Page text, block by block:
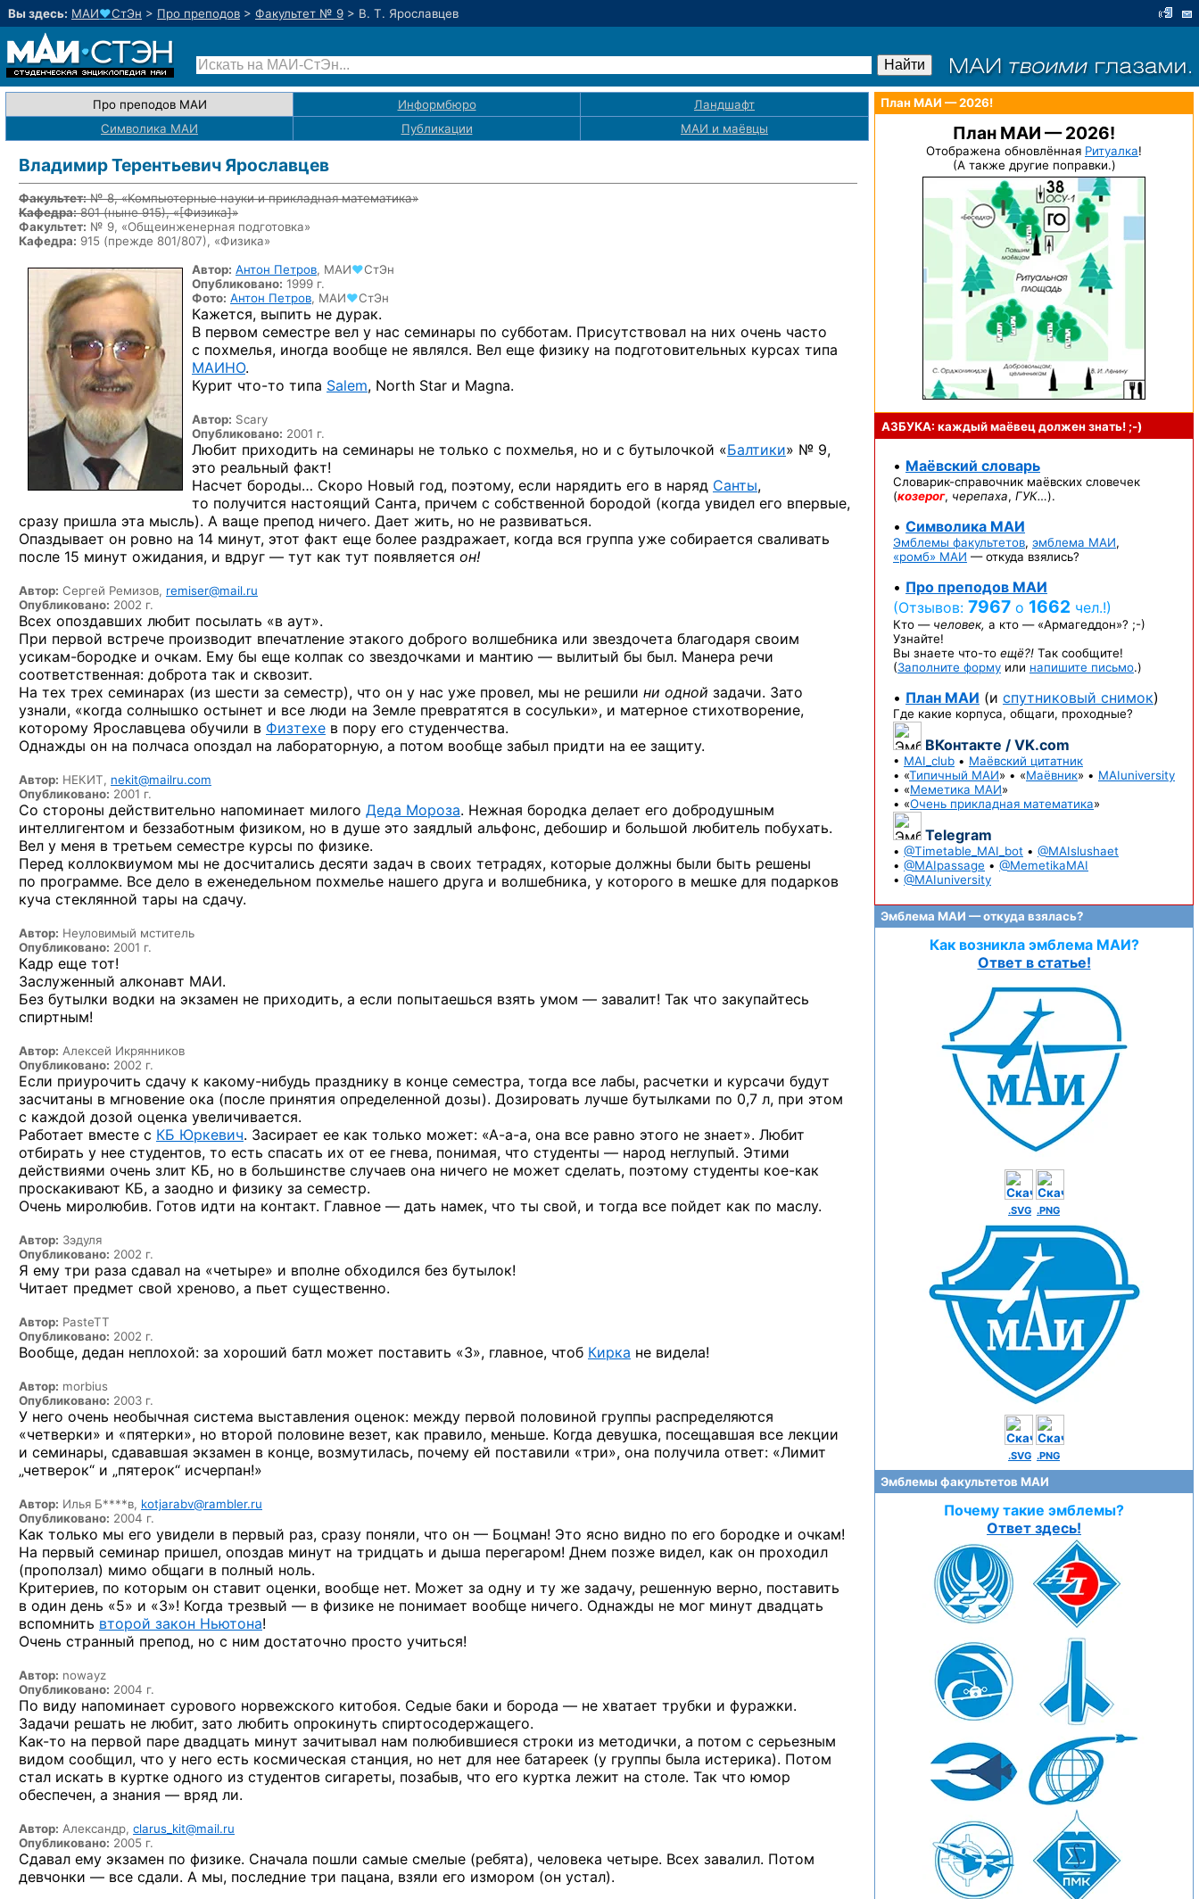
Вы здесь: МАИ♥СтЭн > Про преподов > Факультет № 9 > В. Т. Ярославцев
Про преподов МАИ Информбюро
Ландшафт
Символика МАИ
Публикации МАИ и маёвцы
Владимир Терентьевич Ярославцев
Факультет:№ 8, «Компьютерные науки и прикладная математика»
Кафедра:801(ныне 915), «[Физика]»
Факультет: № 9, «Общеинженерная подготовка»
Кафедра: 915 (прежде 801/807), «Физика»
Автор: Антон Петров, МАИ♥СтЭн
Опубликовано: 1999 г.
Фото: Антон Петров, МАИ♥СтЭн
Кажется, выпить не дурак.
В первом семестре вел у нас семинары по субботам. Присутствовал на них очень часто
с похмелья, иногда вообще не являлся. Вел еще физику на подготовительных курсах типа
МАИНО.
Курит что-то типа Salem, North Star и Magna.
Автор: Scary
Опубликовано: 2001 г.
Любит приходить на семинары не только с похмелья, но и с бутылочкой «Балтики» № 9,
это реальный факт!
Насчет бороды… Скоро Новый год, поэтому, если нарядить его в наряд Санты,
то получится настоящий Санта, причем с собственной бородой (когда увидел его впервые,
сразу пришла эта мысль). А ваще препод ничего. Дает жить, но не развиваться.
Опаздывает он ровно на 14 минут, этот факт еще более раздражает, когда вся группа уже собирается сваливать
после 15 минут ожидания, и вдруг — тут как тут появляется он!
Автор: Сергей Ремизов, remiser@mail.ru
Опубликовано: 2002 г.
Всех опоздавших любит посылать «в аут».
При первой встрече производит впечатление этакого доброго волшебника или звездочета благодаря своим
усикам-бородке и очкам. Ему бы еще колпак со звездочками и мантию — вылитый бы был. Манера речи
соответственная: доброта так и сквозит.
На тех трех семинарах (из шести за семестр), что он у нас уже провел, мы не решили ни одной задачи. Зато
узнали, «когда солнышко остынет и все люди на Земле превратятся в сосульки», и матерное стихотворение,
которому Ярославцева обучили в Физтехе в пору его студенчества.
Однажды он на полчаса опоздал на лабораторную, а потом вообще забыл придти на ее защиту.
Автор: НЕКИТ, nekit@mailru.com
Опубликовано: 2001 г.
Со стороны действительно напоминает милого Деда Мороза. Нежная бородка делает его добродушным
интеллигентом и беззаботным физиком, но в душе это заядлый альфонс, дебошир и большой любитель побухать.
Вел у меня в третьем семестре курсы по физике.
Перед коллоквиумом мы не досчитались десяти задач в своих тетрадях, которые должны были быть решены
по программе. Все дело в еженедельном похмелье нашего друга и волшебника, у которого в мешке для подарков
куча стеклянной тары на сдачу.
Автор: Неуловимый мститель
Опубликовано: 2001 г.
Кадр еще тот!
Заслуженный алконавт МАИ.
Без бутылки водки на экзамен не приходить, а если попытаешься взять умом — завалит! Так что закупайтесь
спиртным!
Автор: Алексей Икрянников
Опубликовано: 2002 г.
Если приурочить сдачу к какому-нибудь празднику в конце семестра, тогда все лабы, расчетки и курсачи будут
засчитаны в мгновение ока (после принятия определенной дозы). Дозировать лучше бутылками по 0,7 л, при этом
с каждой дозой оценка увеличивается.
Работает вместе с КБ Юркевич. Засирает ее как только может: «А-а-а, она все равно этого не знает». Любит
отбирать у нее студентов, то есть спасать их от ее гнева, понимая, что студенты — народ неглупый. Этими
действиями очень злит КБ, но в большинстве случаев она ничего не может сделать, поэтому студенты кое-как
проскакивают КБ, а заодно и физику за семестр.
Очень миролюбив. Готов идти на контакт. Главное — дать намек, что ты свой, и тогда все пойдет как по маслу.
Автор: Зэдуля
Опубликовано: 2002 г.
Я ему три раза сдавал на «четыре» и вполне обходился без бутылок!
Читает предмет свой хреново, а пьет существенно.
Автор: PasteTT
Опубликовано: 2002 г.
Вообще, дедан неплохой: за хороший батл может поставить «3», главное, чтоб Кирка не видела!
Автор: morbius
Опубликовано: 2003 г.
У него очень необычная система выставления оценок: между первой половиной группы распределяются
«четверки» и «пятерки», но второй половине везет, как правило, меньше. Когда девушка, посещавшая все лекции
и семинары, сдававшая экзамен в конце, возмутилась, почему ей поставили «три», она получила ответ: «Лимит
„четверок“ и „пятерок“ исчерпан!»
Автор: Илья Б****в, kotjarabv@rambler.ru
Опубликовано: 2004 г.
Как только мы его увидели в первый раз, сразу поняли, что он — Боцман! Это ясно видно по его бородке и очкам!
На первый семинар пришел, опоздав минут на тридцать и дыша перегаром! Днем позже видел, как он проходил
(проползал) мимо общаги в полный ноль.
Критериев, по которым он ставит оценки, вообще нет. Может за одну и ту же задачу, решенную верно, поставить
в один день «5» и «3»! Когда трезвый — в физике не понимает вообще ничего. Однажды не мог минут двадцать
вспомнить второй закон Ньютона!
Очень странный препод, но с ним достаточно просто учиться!
Автор: nowayz
Опубликовано: 2004 г.
По виду напоминает сурового норвежского китобоя. Седые баки и борода — не хватает трубки и фуражки.
Задачи решать не любит, зато любить опрокинуть спиртосодержащего.
Как-то на первой паре двадцать минут зачитывал нам полюбившиеся строки из методички, а потом с серьезным
видом сообщил, что у него есть космическая станция, но нет для нее батареек (у группы была истерика). Потом
стал искать в куртке одного из студентов сигареты, позабыв, что его куртка лежит на столе. Так что юмор
обеспечен, а знания — вряд ли.
Автор: Александр, clarus_kit@mail.ru
Опубликовано: 2005 г.
Сдавал ему экзамен по физике. Сначала пошли самые смелые (ребята), человека четыре. Всех завалил. Потом
девчонки — все сдали. А мы, последние три пацана, взяли его измором (он устал).
План МАИ — 2026!
План МАИ — 2026!
Отображена обновлённая Ритуалка!
(А также другие поправки.)
АЗБУКА: каждый маёвец должензнать! ;-)
• Маёвский словарь
Словарик-справочник маёвских словечек
(козерог, черепаха, ГУК…).
• Символика МАИ
Эмблемы факультетов, эмблема МАИ,
«ромб» МАИ — откуда взялись?
• Про преподов МАИ
(Отзывов: 7967 о 1662 чел.!)
Кто — человек, а кто — «Армагеддон»? ;-)
Узнайте!
Вы знаете что-то ещё?! Так сообщите!
(Заполните форму или напишите письмо.)
• План МАИ (и спутниковый снимок)
Где какие корпуса, общаги, проходные?
ВКонтакте / VK.com
• MAI_club • Маёвский цитатник
• «Типичный МАИ» • «Маёвник» • MAIuniversity
• «Меметика МАИ»
• «Очень прикладная математика»
Telegram
• @Timetable_MAI_bot • @MAIslushaet
• @MAIpassage • @MemetikaMAI
• @MAIuniversity
Эмблема МАИ — откуда взялась?
Как возникла эмблема МАИ?
Ответ в статье!
.SVG .PNG
.SVG .PNG
Эмблемы факультетов МАИ
Почему такие эмблемы?
Ответ здесь!